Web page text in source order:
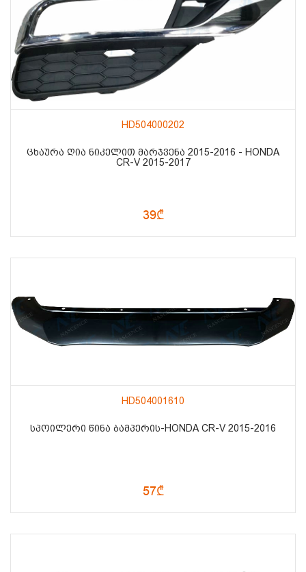
HD504000202
ᲪᲮᲐᲣᲠᲐ ᲦᲘᲐ ᲜᲘᲙᲔᲚᲘᲗ ᲛᲐᲠᲯᲕᲔᲜᲐ 2015-2016 - HONDA
CR-V 2015-2017
39₾
HD504001610
ᲡᲞᲝᲘᲚᲔᲠᲘ ᲬᲘᲜᲐ ᲑᲐᲛᲞᲔᲠᲘᲡ-HONDA CR-V 2015-2016
57₾